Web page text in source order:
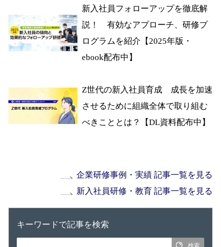
新入社員フォローアップを徹底解
説！ 有効なアプローチ、研修プ
ログラムを紹介【2025年版・
ebook配布中】
Z世代の新入社員育成 成長を加速
させるために組織全体で取り組む
べきこととは？【DL資料配布中】
企業研修事例・実績 記事一覧を見る
新入社員研修・教育 記事一覧を見る
キーワードで記事を検索